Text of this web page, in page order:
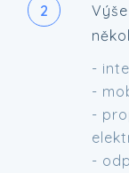
2
-
-
-
-